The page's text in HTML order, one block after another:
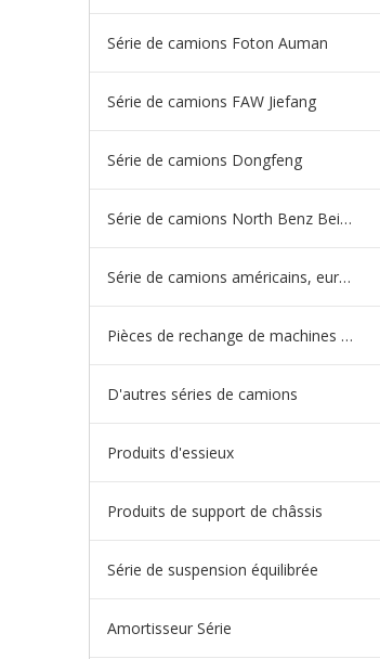
Série de camions Foton Auman
Série de camions FAW Jiefang
Série de camions Dongfeng
Série de camions North Benz Beiben
Série de camions américains, européens et japonais
Pièces de rechange de machines d'ingénierie de camion minier
D'autres séries de camions
Produits d'essieux
Produits de support de châssis
Série de suspension équilibrée
Amortisseur Série